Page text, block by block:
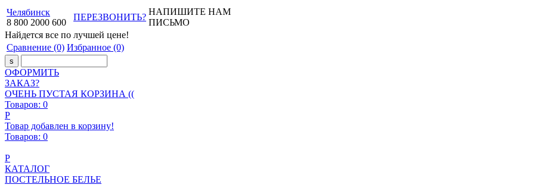
Челябинск
8 800 2000 600
ПЕРЕЗВОНИТЬ?
НАПИШИТЕ НАМ
ПИСЬМО
Найдется все по лучшей цене!
Сравнение (0) Избранное (0)
ОФОРМИТЬ
ЗАКАЗ?
ОЧЕНЬ ПУСТАЯ КОРЗИНА ((
Товаров: 0
Р
Товар добавлен в корзину!
Товаров: 0
Р
КАТАЛОГ
ПОСТЕЛЬНОЕ БЕЛЬЕ